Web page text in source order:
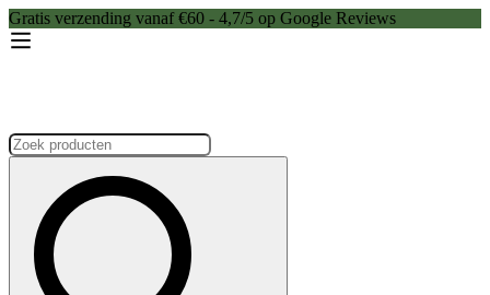
Gratis verzending vanaf €60 - 4,7/5 op Google Reviews
Zoeken: